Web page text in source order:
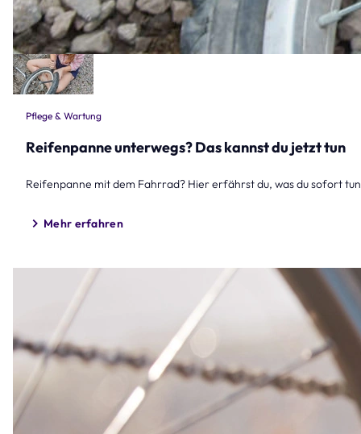
Pflege & Wartung
Reifenpanne unterwegs? Das kannst du jetzt tun
Reifenpanne mit dem Fahrrad? Hier erfährst du, was du sofort
Mehr erfahren